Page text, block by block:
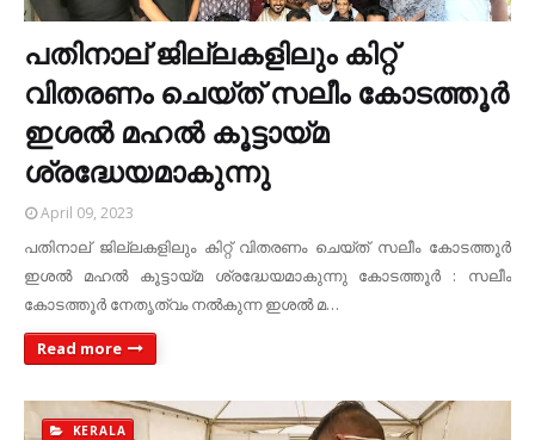
പതിനാല് ജില്ലകളിലും കിറ്റ്
വിതരണം ചെയ്ത് സലീം കോടത്തൂർ
ഇശൽ മഹൽ കൂട്ടായ്മ
ശ്രദ്ധേയമാകുന്നു
April 09, 2023
പതിനാല് ജില്ലകളിലും കിറ്റ് വിതരണം ചെയ്ത് സലീം കോടത്തൂർ
ഇശൽ മഹൽ കൂട്ടായ്മ ശ്രദ്ധേയമാകുന്നു കോടത്തൂർ : സലീം
കോടത്തൂർ നേതൃത്വം നൽകുന്ന ഇശൽ മ…
Read more
KERALA